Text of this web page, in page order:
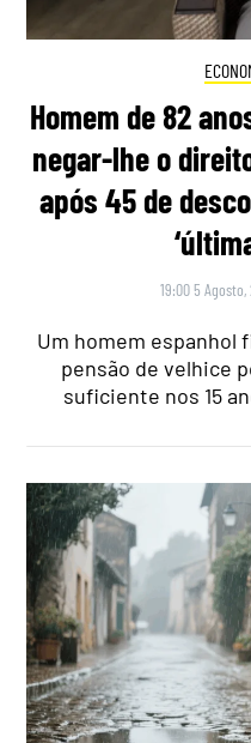
Homem de 82
negar-lhe o
após 45 de
19:00 5 Agosto,
Um homem espanhol
pensão de velhice
suficiente nos 15